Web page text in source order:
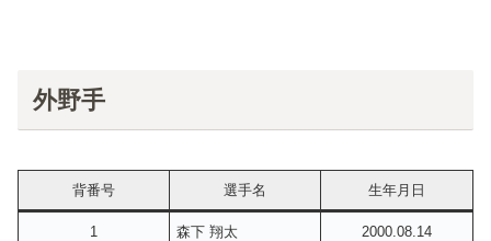
外野手
背番号 選手名 生年月日
1 森下 翔太 2000.08.14